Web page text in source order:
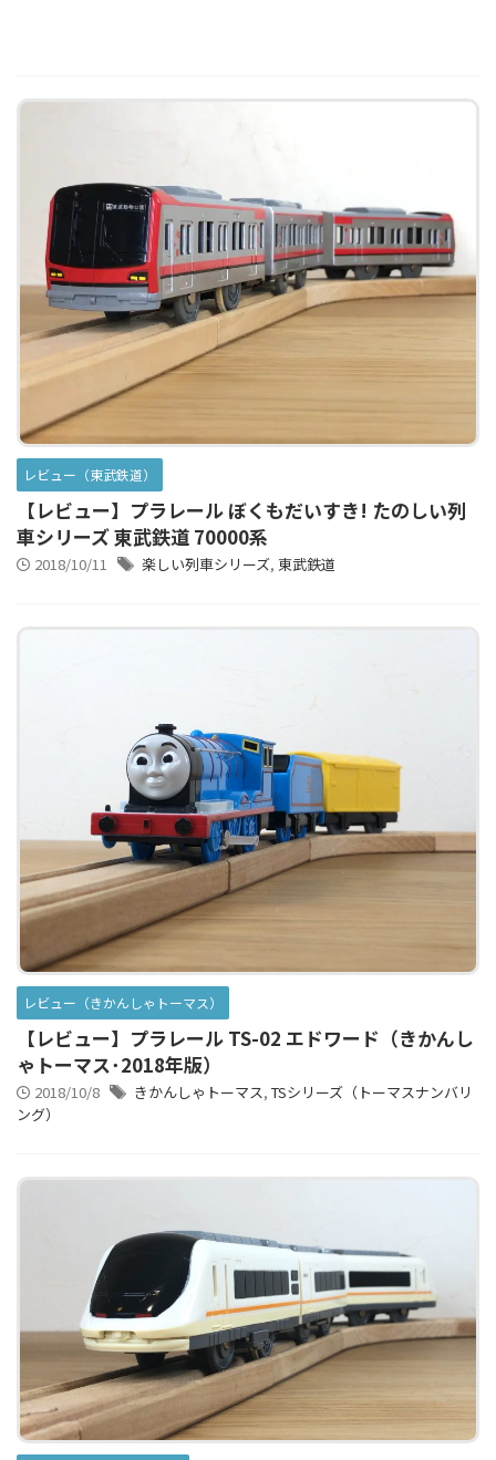
レビュー（東武鉄道）
【レビュー】プラレール ぼくもだいすき! たのしい列
車シリーズ 東武鉄道 70000系
2018/10/11 楽しい列車シリーズ, 東武鉄道
レビュー（きかんしゃトーマス）
【レビュー】プラレール TS-02 エドワード（きかんし
ゃトーマス･2018年版）
2018/10/8 きかんしゃトーマス, TSシリーズ（トーマスナンバリ
ング）